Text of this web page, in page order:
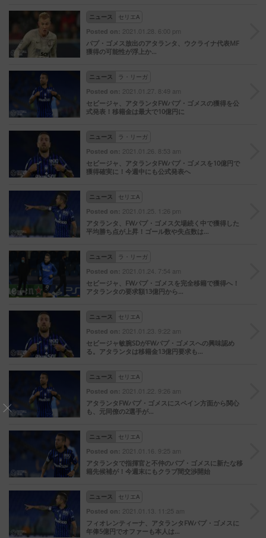
ニュース セリエA
Posted on: 2021.01.28. 6:00 pm
パプ・ゴメス放出のアタランタ、ウクライナ代表MF
獲得の可能性が浮上か…
ニュース ラ・リーガ
Posted on: 2021.01.27. 8:49 am
セビージャ、アタランタFWパプ・ゴメスの獲得を公
式発表！移籍金は最大で10億円に
ニュース ラ・リーガ
Posted on: 2021.01.26. 8:53 am
セビージャ、アタランタFWパプ・ゴメスを10億円で
獲得確実に！今週中にも公式発表へ
ニュース セリエA
Posted on: 2021.01.25. 1:26 pm
アタランタ、FWパプ・ゴメス欠場続く中で獲得した
平均勝ち点が上昇！ゴール数や失点数は…
ニュース ラ・リーガ
Posted on: 2021.01.24. 7:54 am
セビージャ、FWパプ・ゴメスを完全移籍で獲得へ！
アタランタの要求額13億円から…
ニュース セリエA
Posted on: 2021.01.23. 9:22 am
セビージャ敏腕SDがFWパプ・ゴメスへの興味認め
る。アタランタは移籍金13億円要求も…
ニュース セリエA
Posted on: 2021.01.22. 9:26 am
アタランタFWパプ・ゴメスにスペイン方面から関心
も、元同僚の2選手が…
ニュース セリエA
Posted on: 2021.01.16. 9:25 am
アタランタで指揮官と不仲のパプ・ゴメスに新たな移
籍先候補が！今週末にもクラブ間交渉開始
ニュース セリエA
Posted on: 2021.01.13. 11:25 am
フィオレンティーナ、アタランタFWパプ・ゴメスに
年俸5億円でオファーも本人は…